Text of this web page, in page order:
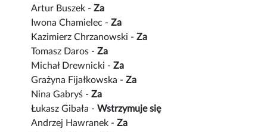
Artur Buszek -Za
Iwona Chamielec -Za
Kazimierz Chrzanowski -Za
Tomasz Daros -Za
Michał Drewnicki -Za
Grażyna Fijałkowska -Za
Nina Gabryś -Za
Łukasz Gibała -Wstrzymuje się
Andrzej Hawranek -Za